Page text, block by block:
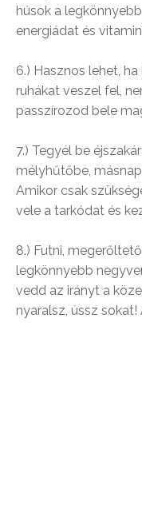
húsok a
energiádat és
6.) Hasznos lehet,
ruhákat veszel fel,
passzírozod bele
7.) Tegyél be
mélyhűtőbe,
Amikor csak
vele a tarkódat és
8.) Futni,
legkönnyebb
vedd az irányt a
nyaralsz, ússz